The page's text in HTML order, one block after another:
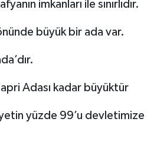
imkanları ile sınırlıdır.
büyük bir ada var.
Adası kadar büyüktür
yüzde 99’u devletimize